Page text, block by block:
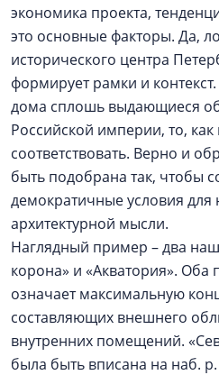
экономика проекта,
это основные факторы. Да,
исторического центра
формирует рамки и
дома сплошь выдающиеся
Российской империи, то,
соответствовать. Верно и
быть подобрана так, чтобы
демократичные условия для
архитектурной мысли.
Наглядный пример – два
корона» и «Акватория». Оба
означает максимальную
составляющих внешнего
внутренних помещений.
была быть вписана на наб.